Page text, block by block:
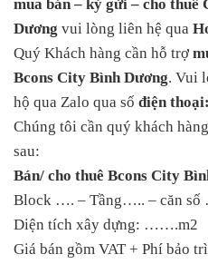
mua bán – ký gửi – cho thuê
Dương vui lòng liên hệ qua
Quý Khách hàng cần hỗ trợ
Bcons City Bình Dương. Vui
hộ qua Zalo qua số điện
Chúng tôi cần quý khách
sau:
Bán/ cho thuê Bcons City
Block …. – Tầng….. – căn
Diện tích xây dựng: …….m2
Giá bán gồm VAT + Phí bảo